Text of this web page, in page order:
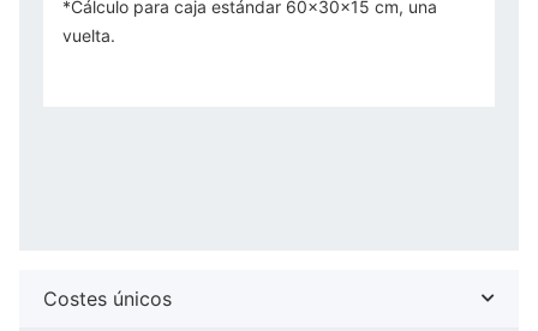
*Cálculo para caja estándar 60x30x15 cm, una
vuelta.
Costes únicos